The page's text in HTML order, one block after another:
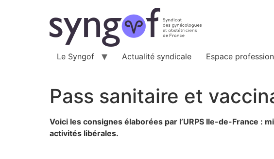
Le Syngof Actualité syndicale Espace
Pass sanitaire et
Voici les consignes élaborées par l’URPS Ile-de-France :
activités libérales.